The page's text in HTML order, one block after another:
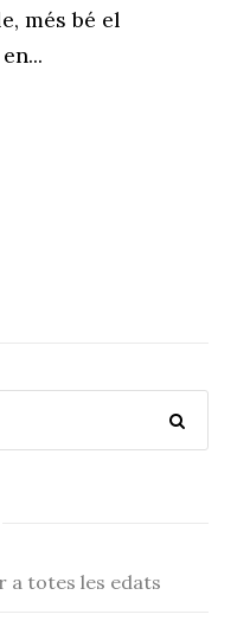
més bé el
a totes les edats